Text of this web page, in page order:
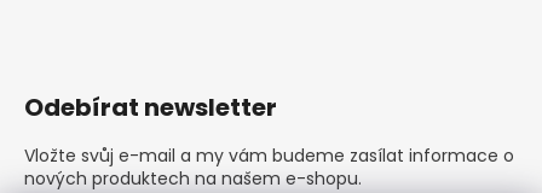
Odebírat newsletter
Vložte svůj e-mail a my vám budeme zasílat informace o
nových produktech na našem e-shopu.